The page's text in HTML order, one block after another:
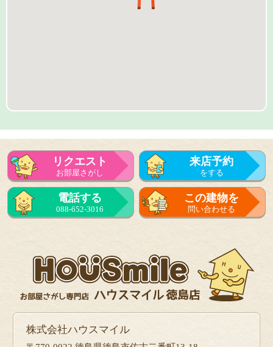
リクエスト
お部屋さがし
来店予約
をする
来店予約
をする
電話する
088-652-3016
この建物を
問い合わせる
株式会社ハウスマイル